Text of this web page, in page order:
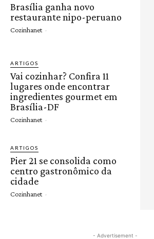
Brasília ganha novo
restaurante nipo-peruano
Cozinhanet -
ARTIGOS
Vai cozinhar? Confira 11
lugares onde encontrar
ingredientes gourmet em
Brasília-DF
Cozinhanet -
ARTIGOS
Pier 21 se consolida como
centro gastronômico da
cidade
Cozinhanet -
- Advertisement -